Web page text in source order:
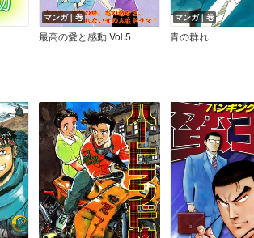
マンガ｜巻
最高の愛と感動 Vol.5
マンガ｜巻
青の群れ